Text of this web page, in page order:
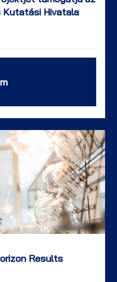
Kutatási Hivatala
Results